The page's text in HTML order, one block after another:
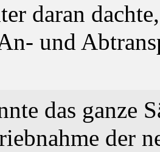
daran
und
das ganze
der